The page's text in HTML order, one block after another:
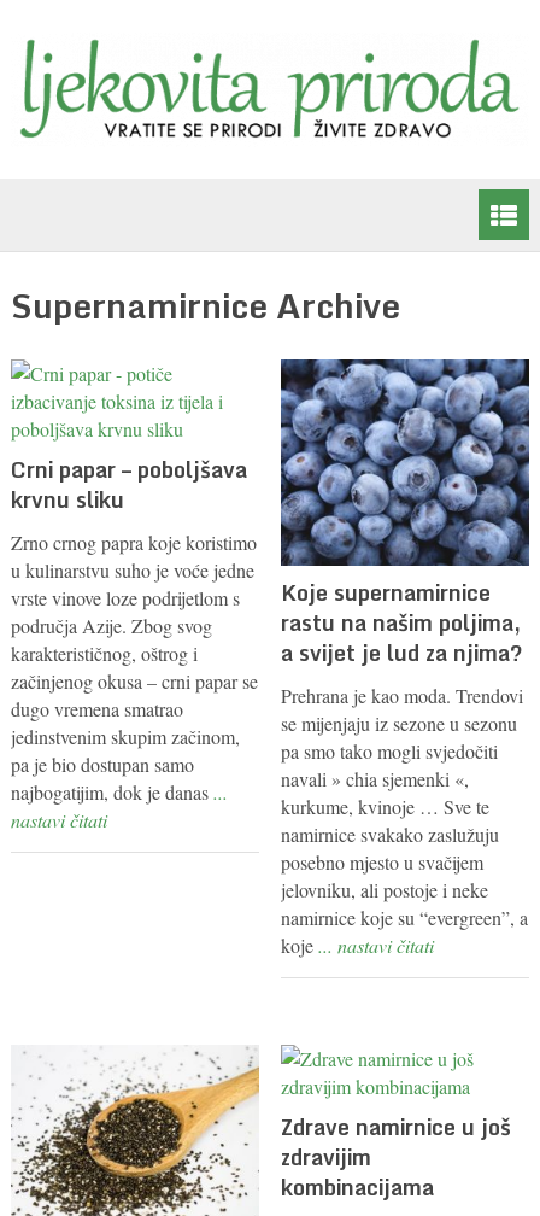
Supernamirnice Archive
Crni papar – poboljšava
krvnu sliku
Zrno crnog papra koje koristimo
u kulinarstvu suho je voće jedne
vrste vinove loze podrijetlom s
područja Azije. Zbog svog
karakterističnog, oštrog i
začinjenog okusa – crni papar se
dugo vremena smatrao
jedinstvenim skupim začinom,
pa je bio dostupan samo
najbogatijim, dok je danas...
nastavi čitati
Koje supernamirnice
rastu na našim poljima,
a svijet je lud za njima?
Prehrana je kao moda. Trendovi
se mijenjaju iz sezone u sezonu
pa smo tako mogli svjedočiti
navali » chia sjemenki «,
kurkume, kvinoje … Sve te
namirnice svakako zaslužuju
posebno mjesto u svačijem
jelovniku, ali postoje i neke
namirnice koje su “evergreen”, a
koje... nastavi čitati
Zdrave namirnice u još
zdravijim
kombinacijama